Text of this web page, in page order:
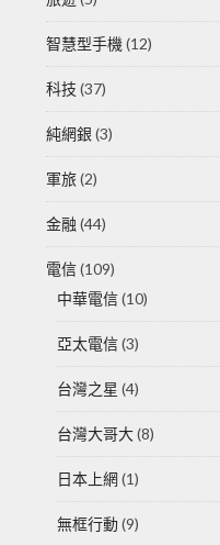
智慧型手機 (12)
科技 (37)
純網銀 (3)
軍旅(2)
金融 (44)
電信(109)
中華電信(10)
亞太電信(3)
台灣之星 (4)
台灣大哥大(8)
日本上網(1)
無框行動(9)